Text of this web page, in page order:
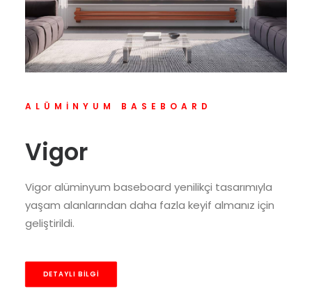
ALÜMINYUM BASEBOARD
Vigor
Vigor alüminyum baseboard yenilikçi tasarımıyla
yaşam alanlarından daha fazla keyif almanız için
geliştirildi.
DETAYLI BILGI